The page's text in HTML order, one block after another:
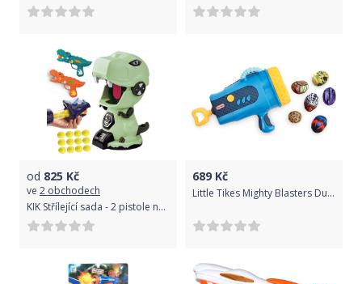
od 825 Kč
ve 2 obchodech
KIK Střílející sada - 2 pistole na pěnové míčky s terčem ve tvaru dinosaura
689 Kč
Little Tikes Mighty Blasters Duo pistole